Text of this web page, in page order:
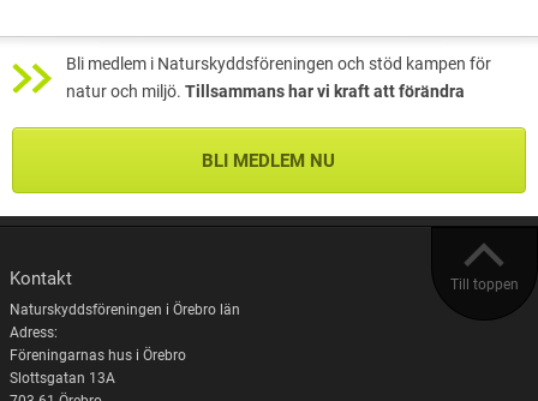
Bli medlem i Naturskyddsföreningen och stöd kampen för
natur och miljö. Tillsammans har vi kraft att förändra
BLI MEDLEM NU
Till toppen
Kontakt
Naturskyddsföreningen i Örebro län
Adress:
Föreningarnas hus i Örebro
Slottsgatan 13A